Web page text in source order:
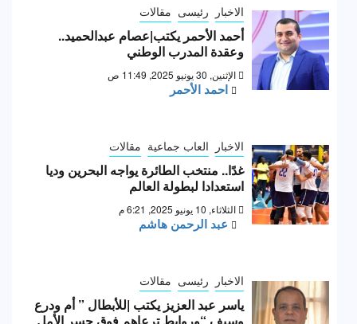
الاخبار رئيسى مقالات
أحمد الأحمر يكتب|عصام عبدالحميد..
وعقدة المدرب الوطني
الإثنين, 30 يونيو 2025, 11:49 ص
احمد الأحمر
الاخبار العاب جماعية مقالات
غدًا.. منتخب الطائرة يواجه البحرين وديا
استعدادا لبطولة العالم
الثلاثاء, 10 يونيو 2025, 6:21 م
عبد الرحمن هاشم
الاخبار رئيسى مقالات
ياسر عبد العزيز يكتب |للأبطال ” أم ودرع